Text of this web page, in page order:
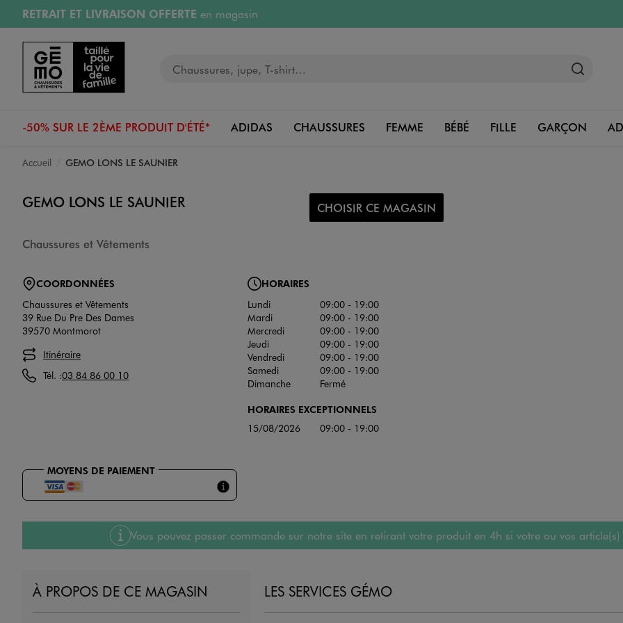
Aller au contenu principal
Aller à la navigation
RETRAIT ET LIVRAISON OFFERTE en magasin
Retours OFFERTSpendant 30 jours
PAYEZ EN 3x SANS FRAIS
dès 50€
RÉSERVATION GRATUITE
-50% SUR LE 2ÈME PRODUIT D'ÉTÉ* ADIDAS CHAUSSURES FEMME BÉBÉ FILLE GARÇON
Accueil GEMO LONS LE SAUNIER
GEMO LONS LE SAUNIER
Chaussures et Vêtements
CHOISIR CE MAGASIN
COORDONNÉES
Chaussures et Vêtements
39 Rue Du Pre Des Dames
39570 Montmorot
Itinéraire
Tél. :03 84 86 00 10
HORAIRES
Lundi
09:00 - 19:00
Mardi
09:00 - 19:00
Mercredi
09:00 - 19:00
Jeudi
09:00 - 19:00
Vendredi
09:00 - 19:00
Samedi
09:00 - 19:00
Dimanche
Fermé
HORAIRES EXCEPTIONNELS
15/08/2026 09:00 - 19:00
MOYENS DE PAIEMENT
Vous pouvez passer commande sur notre site en retirant votre produit en 4h si votre ou vos
À PROPOS DE CE MAGASIN LES SERVICES GÉMO